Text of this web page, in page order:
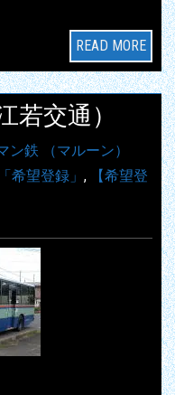
READ MORE
若交通）
ン鉄 （マルーン）
希望登録」 ,
【希望登